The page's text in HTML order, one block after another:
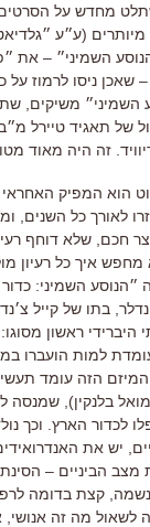
מחדש על
(ע״ע
השמיני״ – את
– שאכן ניסו לרמוז
השמיני״ משיקים ,
של תאגיד טיירל
זה היה מאוד
הוא המפיק
לאורך כל השנים
חכם שלא דוחף
מחפש איך כל רעיון
״הנוסע השמיני:
בתו של קייל
היברידי ראשון מסוגו:
למות הועברו
הזה עומד
בלנקין), שמנסה
לכדור הארץ וכך
יש את
מצב הביניים –
קצת בדומה
לשאול מה זה אנושי